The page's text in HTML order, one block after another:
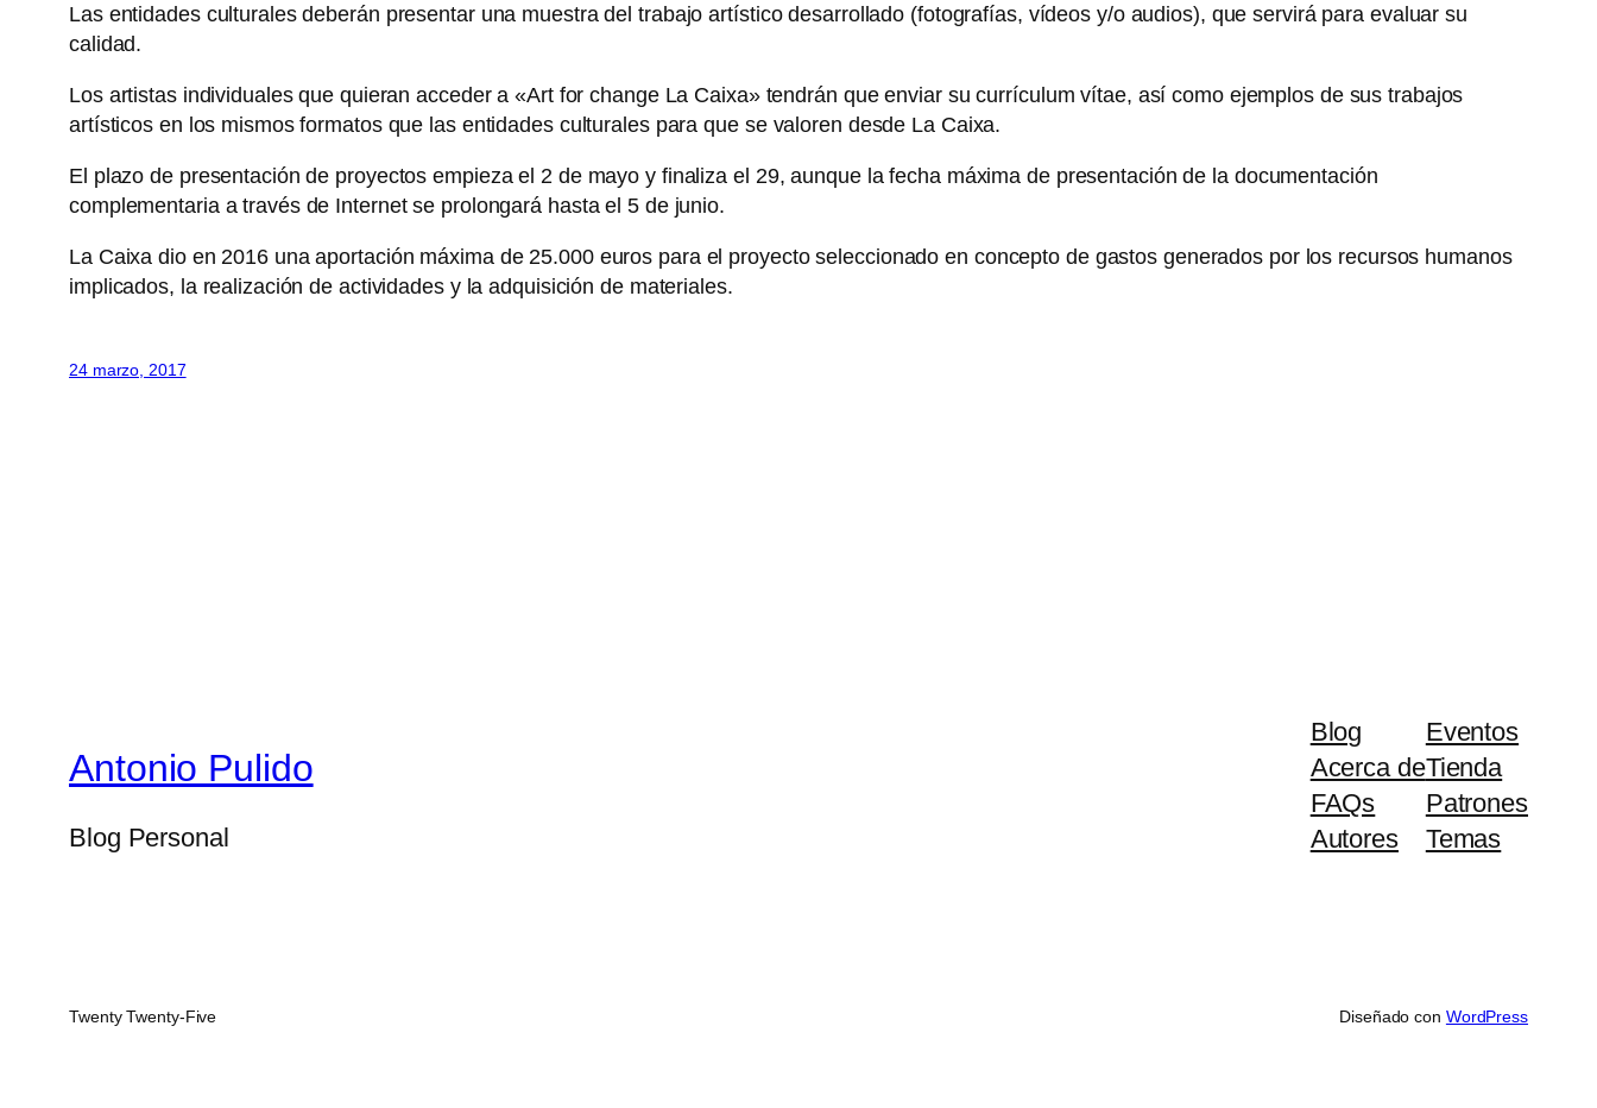
Las entidades culturales deberán presentar una muestra del trabajo artístico desarrollado (fotografías, vídeos y/o audios), que servirá para evaluar su
calidad.
Los artistas individuales que quieran acceder a «Art for change La Caixa» tendrán que enviar su currículum vítae, así como ejemplos de sus trabajos
artísticos en los mismos formatos que las entidades culturales para que se valoren desde La Caixa.
El plazo de presentación de proyectos empieza el 2 de mayo y finaliza el 29, aunque la fecha máxima de presentación de la documentación
complementaria a través de Internet se prolongará hasta el 5 de junio.
La Caixa dio en 2016 una aportación máxima de 25.000 euros para el proyecto seleccionado en concepto de gastos generados por los recursos humanos
implicados, la realización de actividades y la adquisición de materiales.
24 marzo, 2017
Antonio Pulido
Blog Personal
Blog
Acerca de
FAQs
Autores
Eventos
Tienda
Patrones
Temas
Twenty Twenty-Five Diseñado con WordPress